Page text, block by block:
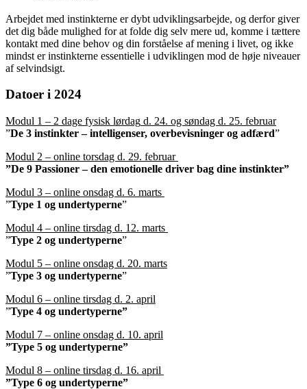
Arbejdet med instinkterne er dybt udviklingsarbejde, og derfor giver
det dig både mulighed for at folde dig selv mere ud, komme i tættere
kontakt med dine behov og din forståelse af mening i livet, og ikke
mindst er instinkterne essentielle i udviklingen mod de høje niveauer
af selvindsigt.
Datoer i 2024
Modul 1 – 2 dage fysisk lørdag d. 24. og søndag d. 25. februar
”De 3 instinkter – intelligenser, overbevisninger og adfærd”
Modul 2 – online torsdag d. 29. februar
”De 9 Passioner – den emotionelle driver bag dine instinkter”
Modul 3 – online onsdag d. 6. marts
”Type 1 og undertyperne”
Modul 4 – online tirsdag d. 12. marts
”Type 2 og undertyperne”
Modul 5 – online onsdag d. 20. marts
”Type 3 og undertyperne”
Modul 6 – online tirsdag d. 2. april
”Type 4 og undertyperne”
Modul 7 – online onsdag d. 10. april
”Type 5 og undertyperne”
Modul 8 – online tirsdag d. 16. april
”Type 6 og undertyperne”